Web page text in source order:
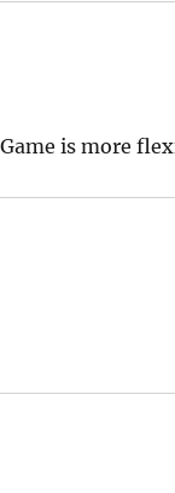
is more